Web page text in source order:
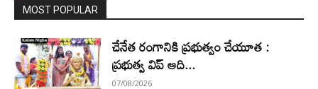
MOST POPULAR
చేనేత రంగానికి ప్రభుత్వం చేయూత :
ప్రభుత్వ విప్ ఆది...
07/08/2026